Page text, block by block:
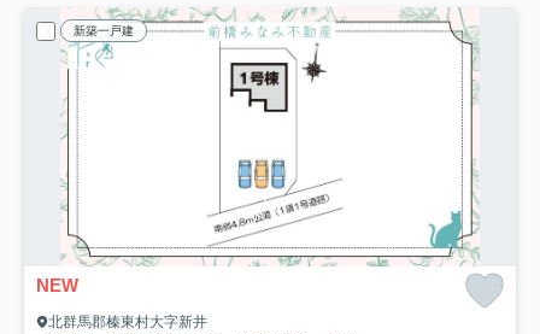
新築一戸建
NEW
北群馬郡榛東村大字新井